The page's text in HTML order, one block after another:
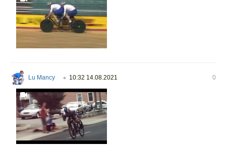
Lu Mancy ○ 10:32 14.08.2021 0